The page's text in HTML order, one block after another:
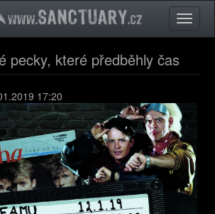
Toggle
pecky, které předběhly čas
17:20